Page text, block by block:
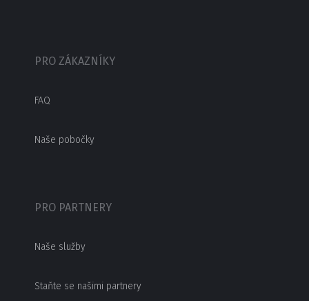
PRO ZÁKAZNÍKY
FAQ
Naše pobočky
PRO PARTNERY
Naše služby
Staňte se našimi partnery